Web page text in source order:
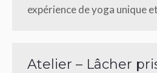
expérience de yoga unique
Atelier – Lâcher